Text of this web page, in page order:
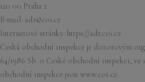
120 00 Praha 2
E-mail: adr@coi.cz
Internetové stránky: https://adr.coi.cz
Česká obchodní inspekce je dozorovým
64/1986 Sb. o České obchodní inspekci,
obchodní inspekce jsou www.coi.cz.